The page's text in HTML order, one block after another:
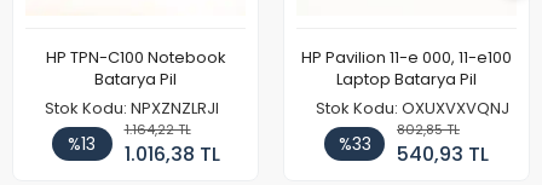
HP TPN-C100 Notebook
Batarya Pil
Stok Kodu: NPXZNZLRJI
%13
1.164,22 TL
1.016,38 TL
HP Pavilion 11-e 000, 11-e100
Laptop Batarya Pil
Stok Kodu: OXUXVXVQNJ
%33
802,85 TL
540,93 TL